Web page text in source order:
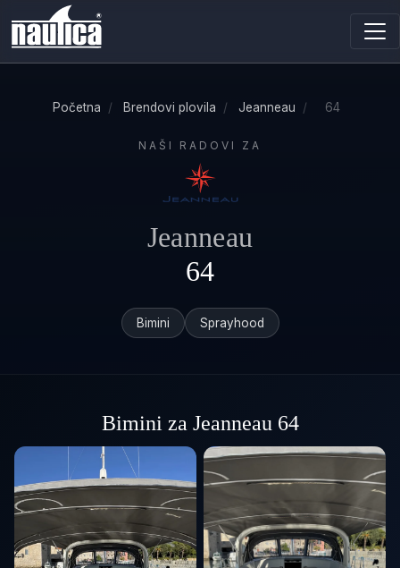
Početna / Brendovi plovila / Jeanneau / 64
NAŠI RADOVI ZA
Jeanneau
64
Bimini Sprayhood
Bimini za Jeanneau 64